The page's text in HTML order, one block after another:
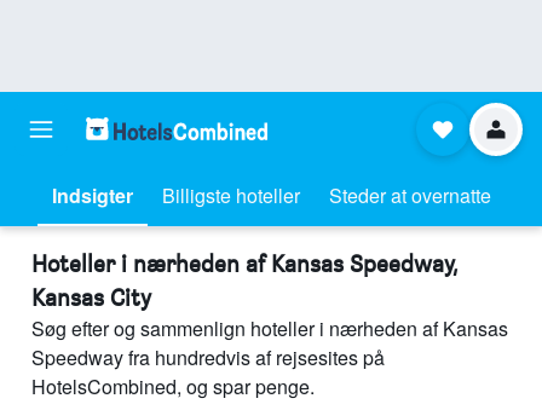
Indsigter Billigste hoteller Steder at overnatte
Hoteller i nærheden af Kansas Speedway,
Kansas City
Søg efter og sammenlign hoteller i nærheden af Kansas
Speedway fra hundredvis af rejsesites på
HotelsCombined, og spar penge.